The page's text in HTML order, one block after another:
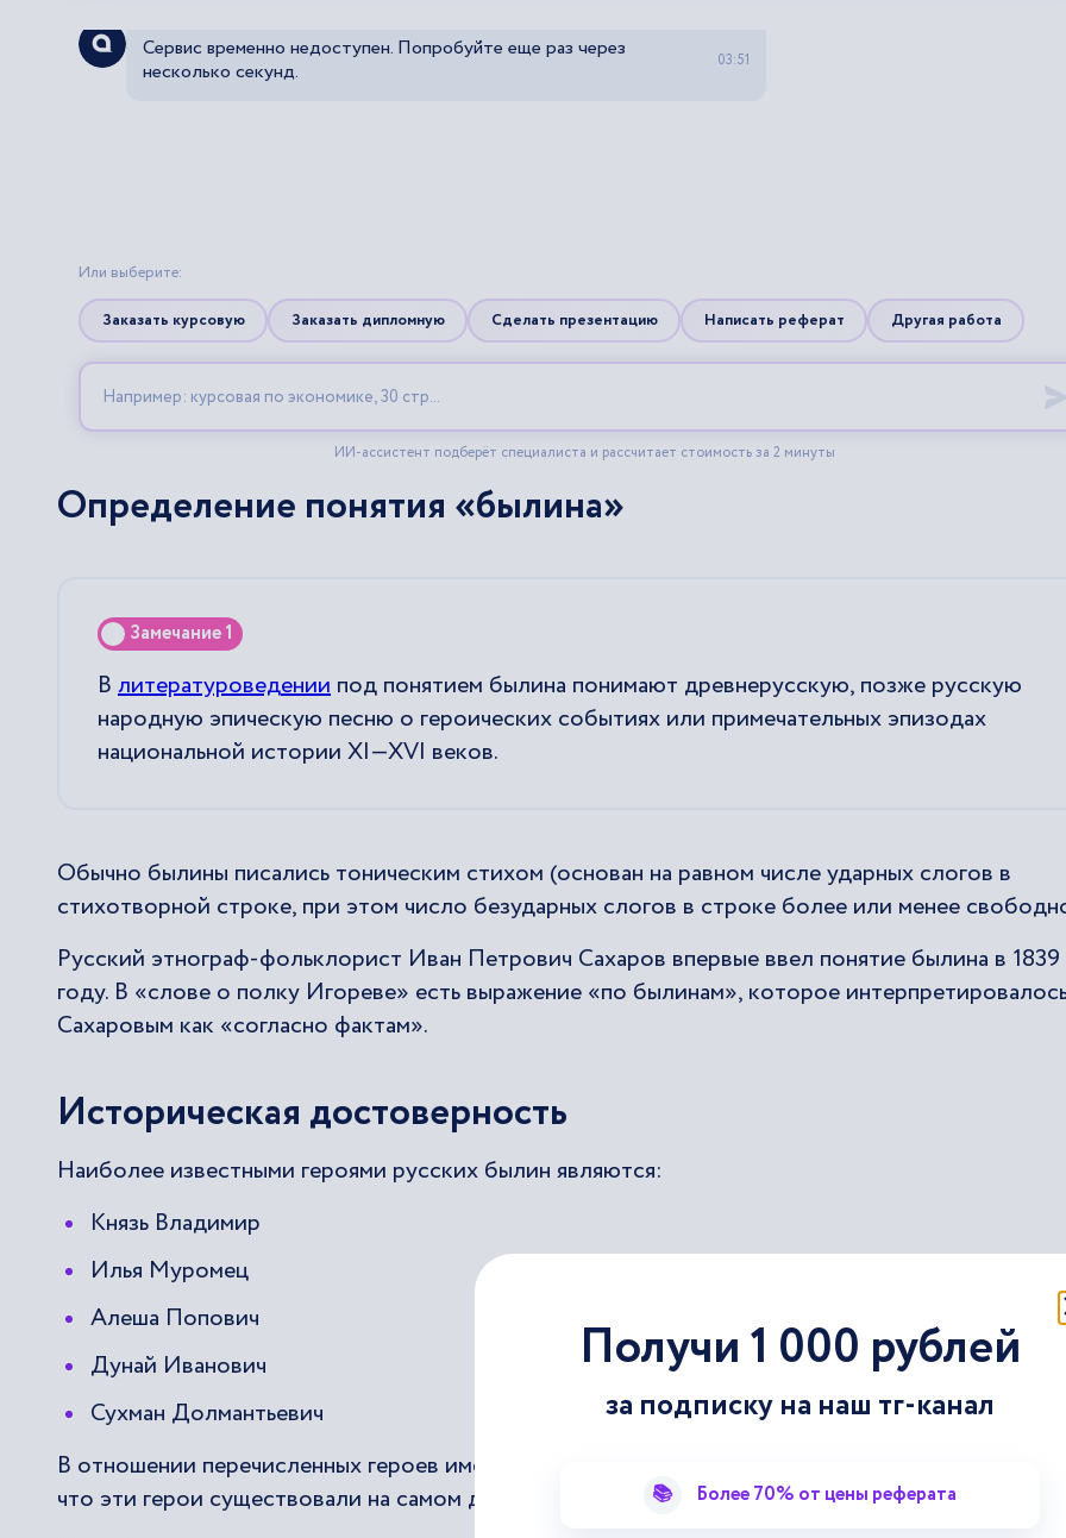
Определение понятия «былина»
Замечание 1
В литературоведении под понятием былина понимают древнерусскую, позже русскую
народную эпическую песню о героических событиях или примечательных эпизодах
национальной истории XI—XVI веков.
Обычно былины писались тоническим стихом (основан на равном числе ударных слогов в
стихотворной строке, при этом число безударных слогов в строке более или менее
Русский этнограф-фольклорист Иван Петрович Сахаров впервые ввел понятие былина в 1839
году. В «слове о полку Игореве» есть выражение «по былинам», которое
Сахаровым как «согласно фактам».
Историческая достоверность
Наиболее известными героями русских былин являются:
Князь Владимир
Илья Муромец
Алеша Попович
Дунай Иванович
Сухман Долмантьевич
В отношении перечисленных героев имеются исторические сведения, указывающие на тот
что эти герои существовали на самом деле.
Получи 1 000 рублей
за подписку на наш тг-канал
📚 Более 70% от цены реферата